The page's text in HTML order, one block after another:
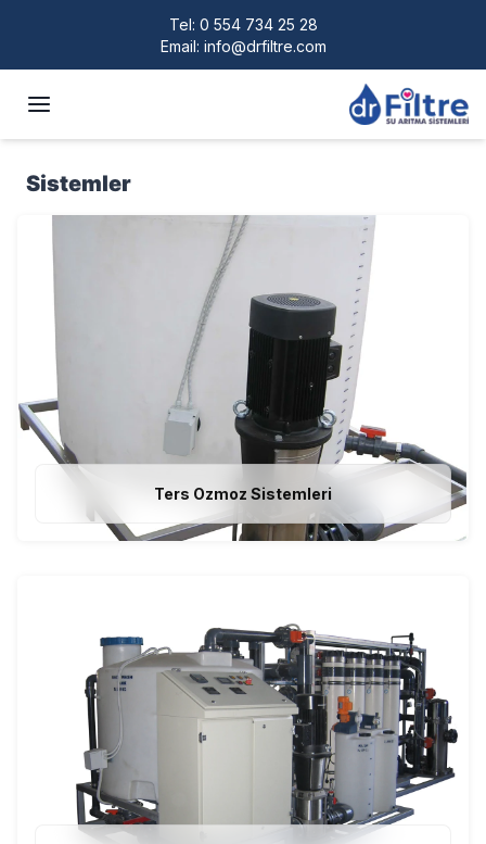
Tel: 0 554 734 25 28
Email: info@drfiltre.com
Sistemler
Ters Ozmoz Sistemleri